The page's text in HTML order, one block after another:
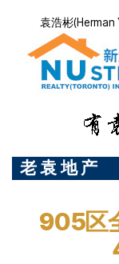
袁浩彬
老 袁 地 产
905区